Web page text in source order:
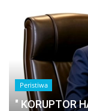
Peristiwa
" KORUPTOR